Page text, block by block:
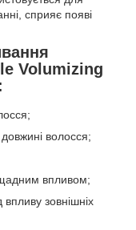
сприяє появі
Volumizing
довжині волосся;
впливом;
зовнішніх